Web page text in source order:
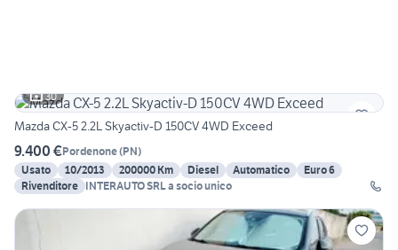
30
Mazda CX-5 2.2L Skyactiv-D 150CV 4WD Exceed
9.400 €Pordenone(PN)
Usato
10/2013 200000 Km Diesel Automatico
Euro 6
Rivenditore INTERAUTO SRL a socio unico